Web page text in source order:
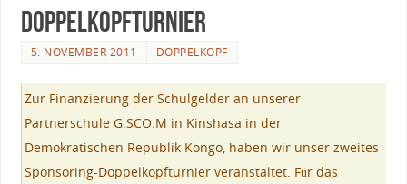
Doppelkopfturnier
5. NOVEMBER 2011 DOPPELKOPF
Zur Finanzierung der Schulgelder an unserer
Partnerschule G.SCO.M in Kinshasa in der
Demokratischen Republik Kongo, haben wir unser zweites
Sponsoring-Doppelkopfturnier veranstaltet. Für das